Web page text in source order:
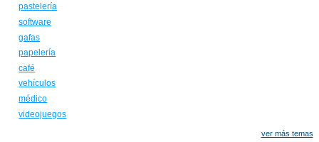
pastelería
software
gafas
papelería
café
vehículos
médico
videojuegos
ver más temas